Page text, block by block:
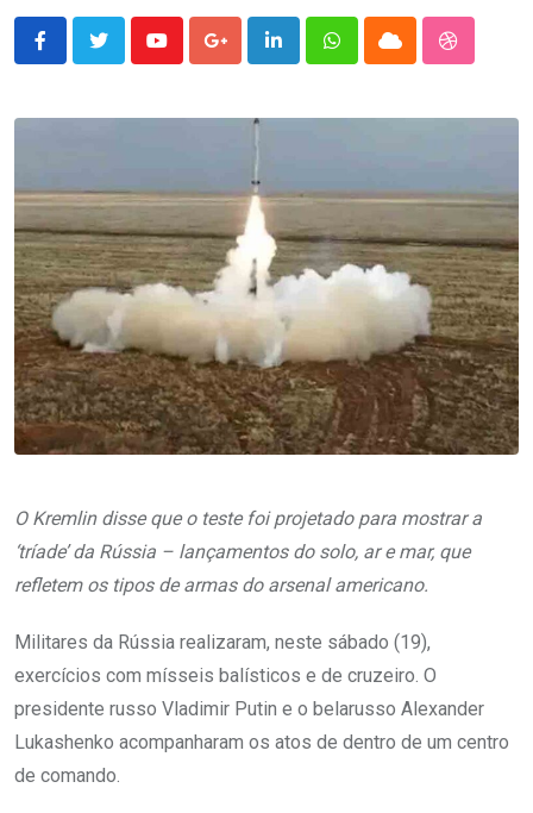
YoutubeGoogle+LinkedInWhatsappCloud
O Kremlin disse que o teste foi projetado para mostrar a
‘tríade’ da Rússia – lançamentos do solo, ar e mar, que
refletem os tipos de armas do arsenal americano.
Militares da Rússia realizaram, neste sábado (19),
exercícios com mísseis balísticos e de cruzeiro. O
presidente russo Vladimir Putin e o belarusso Alexander
Lukashenko acompanharam os atos de dentro de um centro
de comando.